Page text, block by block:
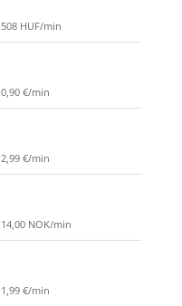
508 HUF/min
0,90 €/min
2,99 €/min
14,00 NOK/min
1,99 €/min